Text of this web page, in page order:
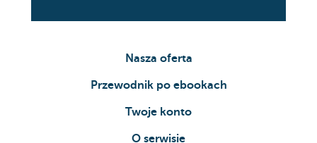
Jak można wytłumaczyć rzeczywistość?
Tajemnica manifestacji
Nasza oferta
Przewodnik po ebookach
Twoje konto
O serwisie